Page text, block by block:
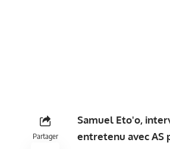
Partager
Samuel Eto'o,
entretenu avecAS